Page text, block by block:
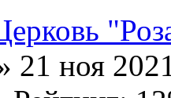
21 ноя